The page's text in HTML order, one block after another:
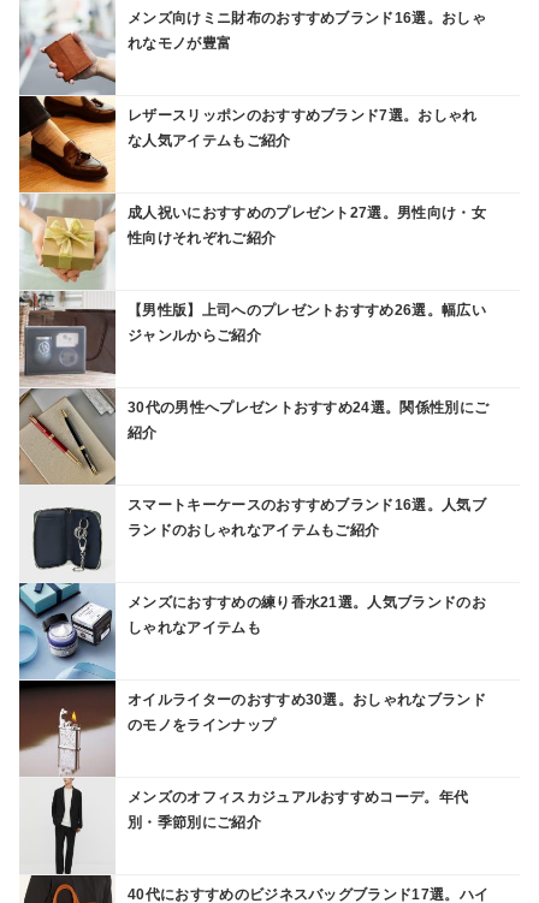
メンズ向けミニ財布のおすすめブランド16選。おしゃ
れなモノが豊富
レザースリッポンのおすすめブランド7選。おしゃれ
な人気アイテムもご紹介
成人祝いにおすすめのプレゼント27選。男性向け・女
性向けそれぞれご紹介
【男性版】上司へのプレゼントおすすめ26選。幅広い
ジャンルからご紹介
30代の男性へプレゼントおすすめ24選。関係性別にご
紹介
スマートキーケースのおすすめブランド16選。人気ブ
ランドのおしゃれなアイテムもご紹介
メンズにおすすめの練り香水21選。人気ブランドのお
しゃれなアイテムも
オイルライターのおすすめ30選。おしゃれなブランド
のモノをラインナップ
メンズのオフィスカジュアルおすすめコーデ。年代
別・季節別にご紹介
40代におすすめのビジネスバッグブランド17選。ハイ